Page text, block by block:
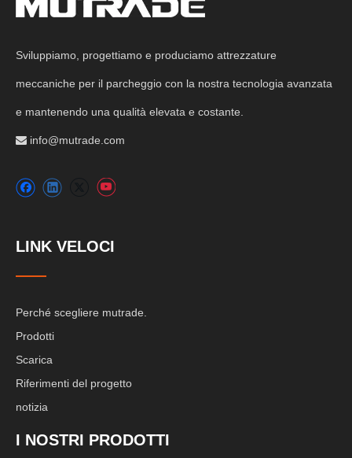
Sviluppiamo, progettiamo e produciamo attrezzature
meccaniche per il parcheggio con la nostra tecnologia avanzata
e mantenendo una qualità elevata e costante.
 info@mutrade.com
LINK VELOCI
Perché scegliere mutrade.
Prodotti
Scarica
Riferimenti del progetto
notizia
I NOSTRI PRODOTTI